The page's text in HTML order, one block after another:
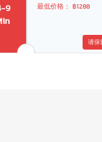
9
最低价格： ฿1288
请保